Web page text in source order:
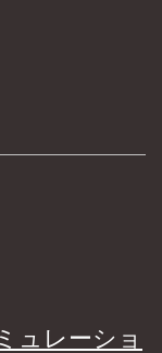
ュレーショ